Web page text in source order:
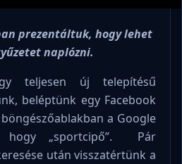
prezentáltuk, hogy lehet
naplózni.
teljesen új telepítésű
beléptünk egy Facebook
a Google
hogy „sportcipő”. Pár
után visszatértünk a